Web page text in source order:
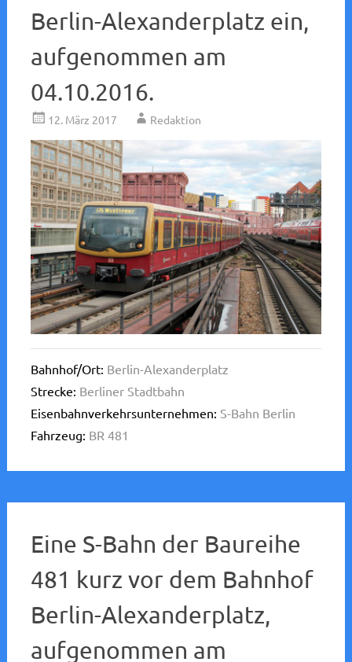
Berlin-Alexanderplatz ein,
aufgenommen am
04.10.2016.
12. März 2017 Redaktion
Bahnhof/Ort: Berlin-Alexanderplatz
Strecke: Berliner Stadtbahn
Eisenbahnverkehrsunternehmen: S-Bahn Berlin
Fahrzeug: BR 481
Eine S-Bahn der Baureihe
481 kurz vor dem Bahnhof
Berlin-Alexanderplatz,
aufgenommen am